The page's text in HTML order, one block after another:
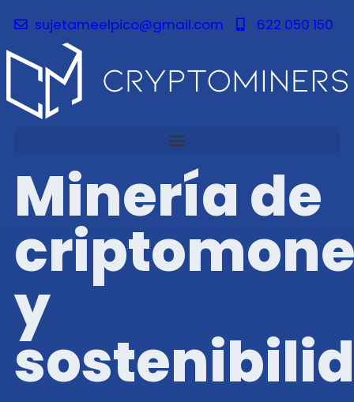
sujetameelpico@gmail.com 622 050 150
Minería de
y